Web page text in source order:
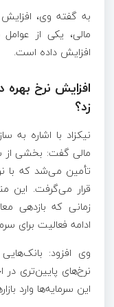
به گفته وی،
مالی، یکی از
افزایش داده است.
افزایش نرخ
زد؟
نیکزاد با اشاره به
مالی گفت: بخشی از
تأمین می‌شد که با
قرار می‌گرفت. این
زمانی که بازدهی
ادامه فعالیت برای
وی افزود:
نرخ‌های پایین‌تری در
این سرمایه‌ها وارد